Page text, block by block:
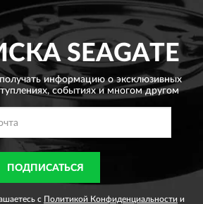
SEAGATE
информацию о эксклюзивных
событиях и многом другом
ПОДПИСАТЬСЯ
с Политикой Конфиденциальности и